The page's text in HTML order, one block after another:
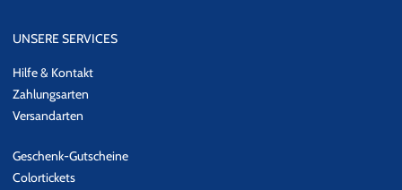
UNSERE SERVICES
Hilfe & Kontakt
Zahlungsarten
Versandarten
Geschenk-Gutscheine
Colortickets